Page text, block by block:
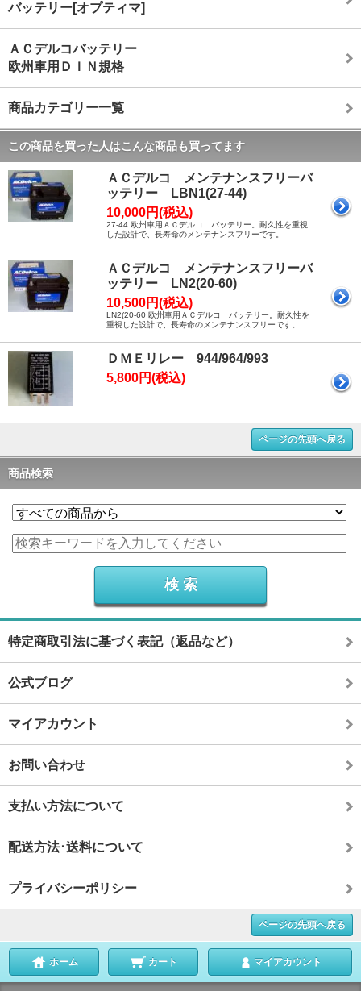
バッテリー[オプティマ]
ＡＣデルコバッテリー
欧州車用ＤＩＮ規格
商品カテゴリー一覧
この商品を買った人はこんな商品も買ってます
ＡＣデルコ メンテナンスフリーバ
ッテリー LBN1(27-44)
10,000円(税込)
27-44 欧州車用ＡＣデルコ バッテリー。耐久性を重視
した設計で、長寿命のメンテナンスフリーです。
ＡＣデルコ メンテナンスフリーバ
ッテリー LN2(20-60)
10,500円(税込)
LN2(20-60 欧州車用ＡＣデルコ バッテリー。耐久性を
重視した設計で、長寿命のメンテナンスフリーです。
ＤＭＥリレー 944/964/993
5,800円(税込)
ページの先頭へ戻る
商品検索
特定商取引法に基づく表記（返品など）
公式ブログ
マイアカウント
お問い合わせ
支払い方法について
配送方法･送料について
プライバシーポリシー
ページの先頭へ戻る
ホーム カート マイアカウント